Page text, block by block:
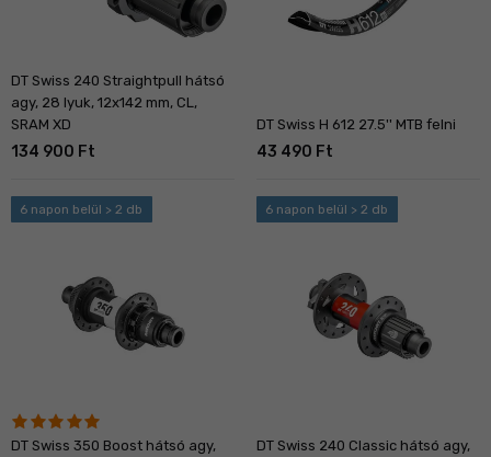
DT Swiss 240 Straightpull hátsó
agy, 28 lyuk, 12x142 mm, CL,
SRAM XD
134 900 Ft
DT Swiss H 612 27.5'' MTB felni
43 490 Ft
6 napon belül > 2 db
DT Swiss 350 Boost hátsó agy,
6 napon belül > 2 db
DT Swiss 240 Classic hátsó agy,